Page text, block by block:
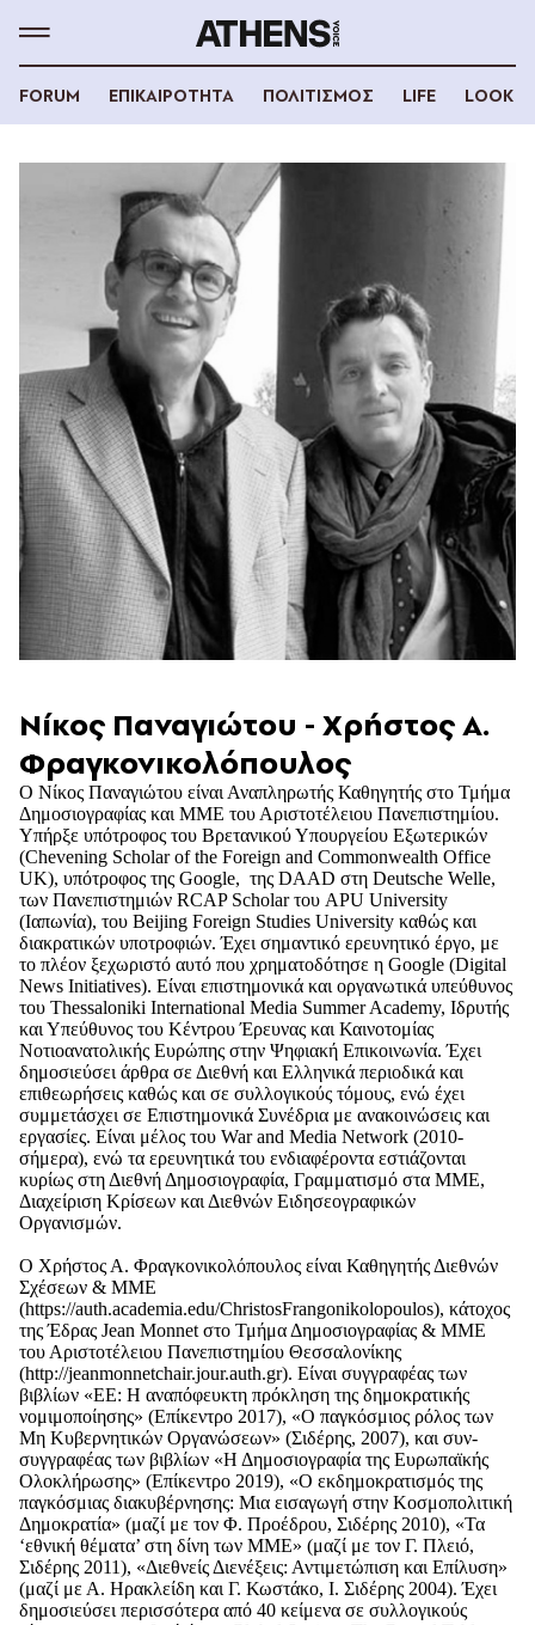
FORUM ΕΠΙΚΑΙΡΟΤΗΤΑ ΠΟΛΙΤΙΣΜΟΣ LIFE LOOK
Νίκος Παναγιώτου - Χρήστος Α.
Φραγκονικολόπουλος
Ο Νίκος Παναγιώτου είναι Αναπληρωτής Καθηγητής στο Τμήμα
Δημοσιογραφίας και ΜΜΕ του Αριστοτέλειου Πανεπιστημίου.
Υπήρξε υπότροφος του Βρετανικού Υπουργείου Εξωτερικών
(Chevening Scholar of the Foreign and Commonwealth Office
UK), υπότροφος της Google, της DAAD στη Deutsche Welle,
των Πανεπιστημιών RCAP Scholar του APU University
(Ιαπωνία), του Beijing Foreign Studies University καθώς και
διακρατικών υποτροφιών. Έχει σημαντικό ερευνητικό έργο, με
το πλέον ξεχωριστό αυτό που χρηματοδότησε η Google (Digital
News Initiatives). Είναι επιστημονικά και οργανωτικά υπεύθυνος
του Thessaloniki International Media Summer Academy, Ιδρυτής
και Υπεύθυνος του Κέντρου Έρευνας και Καινοτομίας
Νοτιοανατολικής Ευρώπης στην Ψηφιακή Επικοινωνία. Έχει
δημοσιεύσει άρθρα σε Διεθνή και Ελληνικά περιοδικά και
επιθεωρήσεις καθώς και σε συλλογικούς τόμους, ενώ έχει
συμμετάσχει σε Επιστημονικά Συνέδρια με ανακοινώσεις και
εργασίες. Είναι μέλος του War and Media Network (2010-
σήμερα), ενώ τα ερευνητικά του ενδιαφέροντα εστιάζονται
κυρίως στη Διεθνή Δημοσιογραφία, Γραμματισμό στα ΜΜΕ,
Διαχείριση Κρίσεων και Διεθνών Ειδησεογραφικών
Οργανισμών.
Ο Χρήστος Α. Φραγκονικολόπουλος είναι Καθηγητής Διεθνών
Σχέσεων & ΜΜΕ
(https://auth.academia.edu/ChristosFrangonikolopoulos), κάτοχος
της Έδρας Jean Monnet στο Τμήμα Δημοσιογραφίας & ΜΜΕ
του Αριστοτέλειου Πανεπιστημίου Θεσσαλονίκης
(http://jeanmonnetchair.jour.auth.gr). Είναι συγγραφέας των
βιβλίων «ΕΕ: Η αναπόφευκτη πρόκληση της δημοκρατικής
νομιμοποίησης» (Επίκεντρο 2017), «Ο παγκόσμιος ρόλος των
Μη Κυβερνητικών Οργανώσεων» (Σιδέρης, 2007), και συν-
συγγραφέας των βιβλίων «Η Δημοσιογραφία της Ευρωπαϊκής
Ολοκλήρωσης» (Επίκεντρο 2019), «Ο εκδημοκρατισμός της
παγκόσμιας διακυβέρνησης: Μια εισαγωγή στην Κοσμοπολιτική
Δημοκρατία» (μαζί με τον Φ. Προέδρου, Σιδέρης 2010), «Τα
‘εθνική θέματα’ στη δίνη των ΜΜΕ» (μαζί με τον Γ. Πλειό,
Σιδέρης 2011), «Διεθνείς Διενέξεις: Αντιμετώπιση και Επίλυση»
(μαζί με Α. Ηρακλείδη και Γ. Κωστάκο, Ι. Σιδέρης 2004). Έχει
δημοσιεύσει περισσότερα από 40 κείμενα σε συλλογικούς